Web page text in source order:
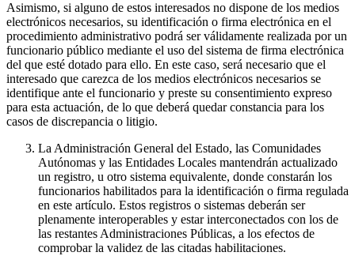
Asimismo, si alguno de estos interesados no dispone de los medios
electrónicos necesarios, su identificación o firma electrónica en el
procedimiento administrativo podrá ser válidamente realizada por un
funcionario público mediante el uso del sistema de firma electrónica
del que esté dotado para ello. En este caso, será necesario que el
interesado que carezca de los medios electrónicos necesarios se
identifique ante el funcionario y preste su consentimiento expreso
para esta actuación, de lo que deberá quedar constancia para los
casos de discrepancia o litigio.
La Administración General del Estado, las Comunidades
Autónomas y las Entidades Locales mantendrán actualizado
un registro, u otro sistema equivalente, donde constarán los
funcionarios habilitados para la identificación o firma regulada
en este artículo. Estos registros o sistemas deberán ser
plenamente interoperables y estar interconectados con los de
las restantes Administraciones Públicas, a los efectos de
comprobar la validez de las citadas habilitaciones.